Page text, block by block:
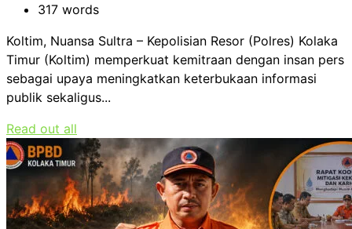
317 words
Koltim, Nuansa Sultra – Kepolisian Resor (Polres) Kolaka
Timur (Koltim) memperkuat kemitraan dengan insan pers
sebagai upaya meningkatkan keterbukaan informasi
publik sekaligus...
Read out all